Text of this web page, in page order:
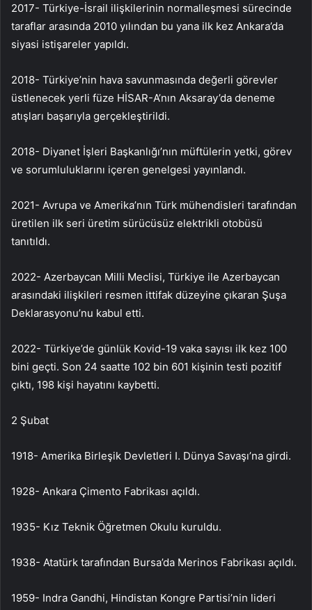
2017- Türkiye-İsrail ilişkilerinin normalleşmesi sürecinde
taraflar arasında 2010 yılından bu yana ilk kez Ankara’da
siyasi istişareler yapıldı.
2018- Türkiye’nin hava savunmasında değerli görevler
üstlenecek yerli füze HİSAR-A’nın Aksaray’da deneme
atışları başarıyla gerçekleştirildi.
2018- Diyanet İşleri Başkanlığı’nın müftülerin yetki, görev
ve sorumluluklarını içeren genelgesi yayınlandı.
2021- Avrupa ve Amerika’nın Türk mühendisleri tarafından
üretilen ilk seri üretim sürücüsüz elektrikli otobüsü
tanıtıldı.
2022- Azerbaycan Milli Meclisi, Türkiye ile Azerbaycan
arasındaki ilişkileri resmen ittifak düzeyine çıkaran Şuşa
Deklarasyonu’nu kabul etti.
2022- Türkiye’de günlük Kovid-19 vaka sayısı ilk kez 100
bini geçti. Son 24 saatte 102 bin 601 kişinin testi pozitif
çıktı, 198 kişi hayatını kaybetti.
2 Şubat
1918- Amerika Birleşik Devletleri I. Dünya Savaşı’na girdi.
1928- Ankara Çimento Fabrikası açıldı.
1935- Kız Teknik Öğretmen Okulu kuruldu.
1938- Atatürk tarafından Bursa’da Merinos Fabrikası açıldı.
1959- Indra Gandhi, Hindistan Kongre Partisi’nin lideri